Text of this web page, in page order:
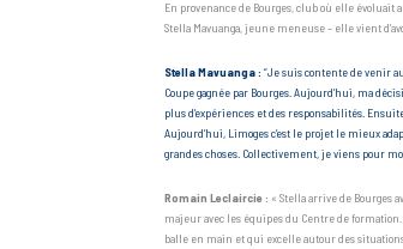
En provenance de Bourges, club où elle
Stella Mavuanga, jeune meneuse – elle vient
Stella Mavuanga : “Je suis contente de venir
Coupe gagnée par Bourges. Aujourd’hui, ma
plus d’expériences et des responsabilités.
Aujourd’hui, Limoges c’est le projet le mieux
grandes choses. Collectivement, je viens pour
Romain Leclaircie : « Stella arrive de Bourges
majeur avec les équipes du Centre de
balle en main et qui excelle autour des